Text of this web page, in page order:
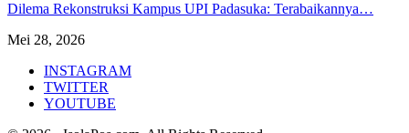
Dilema Rekonstruksi Kampus UPI Padasuka: Terabaikannya…
Mei 28, 2026
INSTAGRAM
TWITTER
YOUTUBE